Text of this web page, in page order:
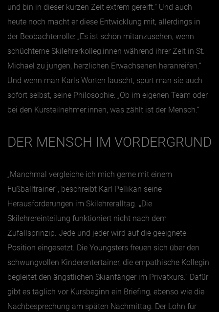
und bin in dieser kurzen Zeit extrem gereift.“ Und auch
heute noch macht er diese Entwicklung mit, allerdings in
der Beobachterrolle: „Es ist schön mitanzusehen, wenn
schüchterne Skilehrerkolleg:innen während ihrer Zeit in St.
Michael zu jungen, herzlichen Erwachsenen heranreifen.“
Und wenn man Karls Worten lauscht, spürt man sie auch
sofort selbst, seine Philosophie: „Ob im eigenen Team oder
bei den Kursteilnehmer:innen, was zählt ist der Mensch.“
DER MENSCH IM VORDERGRUND
„Manchmal vergleiche ich mich gerne mit einem
Fußballtrainer“, beschreibt Karl Pellikan seine
Herausforderungen im Skilehreralltag. „Die
Skilehrereinteilung funktioniert nicht nach dem
Zufallsprinzip. Jede und jeder wird auf die geeignete
Position eingesetzt. Die Youngsters freuen sich über den
schwungvollen Kinderentertainer, die empathische Kollegin
begleitet den ängstlichen Skianfänger im Privatkurs.“ Dafür
gibt es täglich vor Kursbeginn ein Briefing, ebenso wie die
Nachbesprechung am späten Nachmittag. Der Lohn für